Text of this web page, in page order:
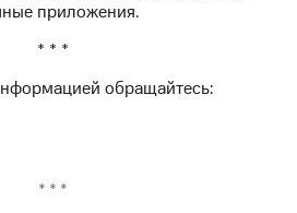
2023
приложения.
* * *
обращайтесь:
* * *